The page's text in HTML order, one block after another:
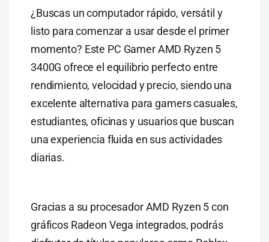
¿Buscas un computador rápido, versátil y
listo para comenzar a usar desde el primer
momento? Este PC Gamer AMD Ryzen 5
3400G ofrece el equilibrio perfecto entre
rendimiento, velocidad y precio, siendo una
excelente alternativa para gamers casuales,
estudiantes, oficinas y usuarios que buscan
una experiencia fluida en sus actividades
diarias.
Gracias a su procesador AMD Ryzen 5 con
gráficos Radeon Vega integrados, podrás